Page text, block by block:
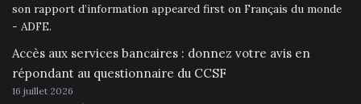
son rapport d’information appeared first on Français du monde
- ADFE.
Accès aux services bancaires : donnez votre avis en
répondant au questionnaire du CCSF
16 juillet 2026